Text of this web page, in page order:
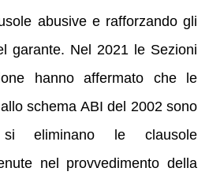
abusive e rafforzando gli
garante. Nel 2021 le Sezioni
hanno affermato che le
schema ABI del 2002 sono
eliminano le clausole
nel provvedimento della